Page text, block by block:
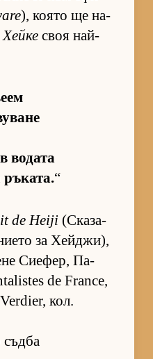
), ко­ято ще на­
своя най-
во­дата
“
de Heiji (Ска­за­
за Хей­джи),
Си­е­фер, Па­
de France,
кол.
съдба